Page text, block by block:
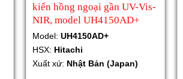
kiến hồng ngoại gần UV-Vis-
NIR, model UH4150AD+
Model: UH4150AD+
HSX: Hitachi
Xuất xứ: Nhật Bản (Japan)